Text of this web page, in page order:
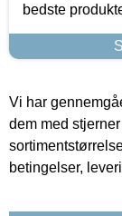
bedste
Vi har
dem med
betingelser,